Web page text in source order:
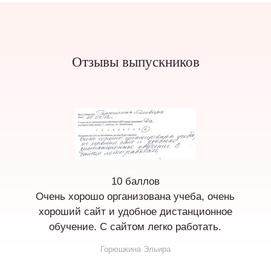
Отзывы выпускников
10 баллов
Очень хорошо организована учеба, очень
хороший сайт и удобное дистанционное
обучение. С сайтом легко работать.
Горюшкина Эльира